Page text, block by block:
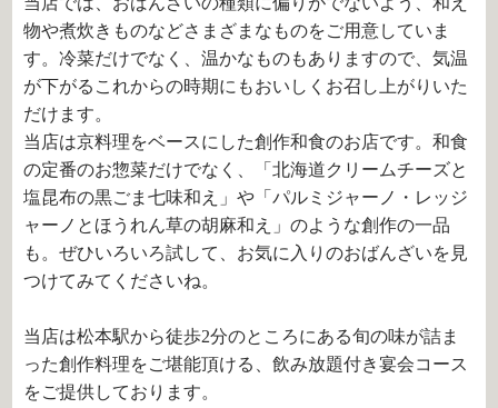
物や煮炊きものなどさまざまなものをご用意していま
す。冷菜だけでなく、温かなものもありますので、気温
が下がるこれからの時期にもおいしくお召し上がりいた
だけます。
当店は京料理をベースにした創作和食のお店です。和食
の定番のお惣菜だけでなく、「北海道クリームチーズと
塩昆布の黒ごま七味和え」や「パルミジャーノ・レッジ
ャーノとほうれん草の胡麻和え」のような創作の一品
も。ぜひいろいろ試して、お気に入りのおばんざいを見
つけてみてくださいね。
当店は松本駅から徒歩2分のところにある旬の味が詰ま
った創作料理をご堪能頂ける、飲み放題付き宴会コース
をご提供しております。